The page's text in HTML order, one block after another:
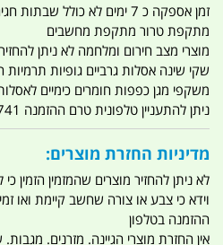
זמן אספקה כ 7 ימים לא כולל
מתקפת טרור מתקפת מחשבים
מוצרי מצב חירום ומלחמה לא ניתן
שקי שינה אסלות גרביים גופיות
משקפי מגן כפפות חומרים כימיים
ניתן להתעניין טלפונית טרם ההזמנה 0523214741
מדיניות החזרת מוצרים:
לא ניתן להחזיר מוצרים שהמזמין הזמין
וידא כי צבע או צורה שחשב קיימת ואו
ההזמנה בטלפון
אין החזרת מוצרי הגיינה. מזרנים.